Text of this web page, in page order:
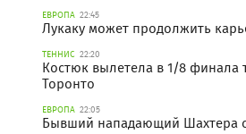
ЕВРОПА 22:45
Лукаку может продолжить
ТЕННИС 22:20
Костюк вылетела в 1/8 финала
Торонто
ЕВРОПА 22:05
Бывший нападающий Шахтера